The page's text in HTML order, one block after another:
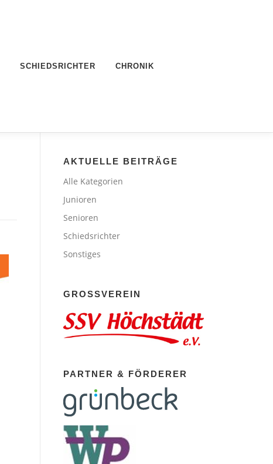
SCHIEDSRICHTER CHRONIK
AKTUELLE BEITRÄGE
Alle Kategorien
Junioren
Senioren
Schiedsrichter
Sonstiges
GROSSVEREIN
PARTNER & FÖRDERER